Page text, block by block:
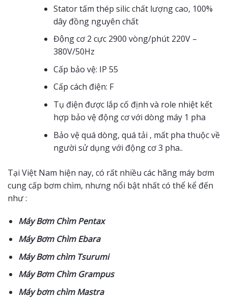
Stator tấm thép silic chất lượng cao, 100%
dây đồng nguyên chất
Động cơ 2 cực 2900 vòng/phút 220V –
380V/50Hz
Cấp bảo vệ: IP 55
Cấp cách điện: F
Tụ điện được lắp cố định và role nhiệt kết
hợp bảo vệ động cơ với dòng máy 1 pha
Bảo vệ quá dòng, quá tải , mất pha thuộc về
người sử dụng với động cơ 3 pha..
Tại Việt Nam hiện nay, có rất nhiều các hãng máy bơm
cung cấp bơm chìm, nhưng nổi bật nhất có thể kể đến
như :
Máy Bơm Chìm Pentax
Máy Bơm Chìm Ebara
Máy Bơm chìm Tsurumi
Máy Bơm Chìm Grampus
Máy bơm chìm Mastra